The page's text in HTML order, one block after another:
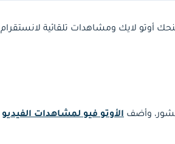
أوتو لايك ومشاهدات تلقائية لانستقرام
وأضف الأوتو فيو لمشاهدات الفيديو